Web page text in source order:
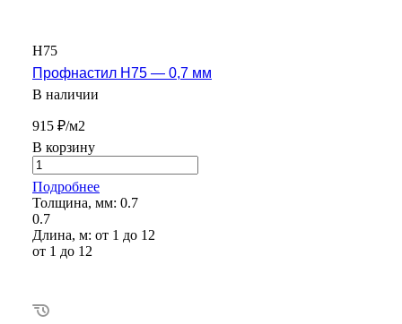
Н75
Профнастил Н75 — 0,7 мм
В наличии
915 ₽/м2
В корзину
Подробнее
Толщина, мм: 0.7
0.7
Длина, м: от 1 до 12
от 1 до 12